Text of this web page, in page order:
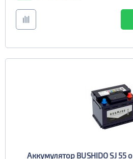
Аккумулятор BUSHIDO SJ 55